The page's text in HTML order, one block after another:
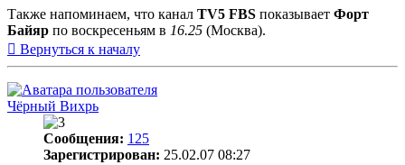
Также напоминаем, что канал TV5 FBS показывает Форт
Байяр по воскресеньям в 16.25 (Москва).
Вернуться к началу
Чёрный Вихрь
Сообщения: 125
Зарегистрирован: 25.02.07 08:27